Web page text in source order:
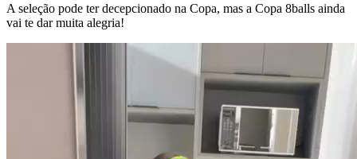
A seleção pode ter decepcionado na Copa, mas a Copa 8balls ainda
vai te dar muita alegria!